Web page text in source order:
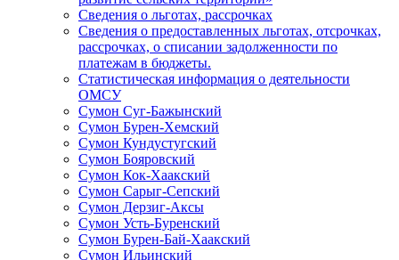
Сведения о льготах, рассрочках
Сведения о предоставленных льготах, отсрочках,
рассрочках, о списании задолженности по
платежам в бюджеты.
Статистическая информация о деятельности
ОМСУ
Сумон Суг-Бажынский
Сумон Бурен-Хемский
Сумон Кундустугский
Сумон Бояровский
Сумон Кок-Хаакский
Сумон Сарыг-Сепский
Сумон Дерзиг-Аксы
Сумон Усть-Буренский
Сумон Бурен-Бай-Хаакский
Сумон Ильинский